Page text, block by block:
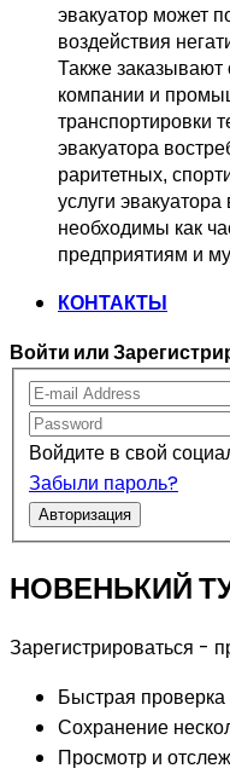
эвакуатор может
воздействия
Также заказывают
компании и
транспортировки
эвакуатора
раритетных,
услуги
необходимы как
предприятиям и
КОНТАКТЫ
Войти или
Войдите в свой
Забыли пароль?
Авторизация
НОВЕНЬКИЙ
Зарегистрироваться -
Быстрая проверка
Сохранение
Просмотр и